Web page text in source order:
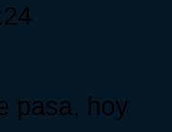
pasa, hoy